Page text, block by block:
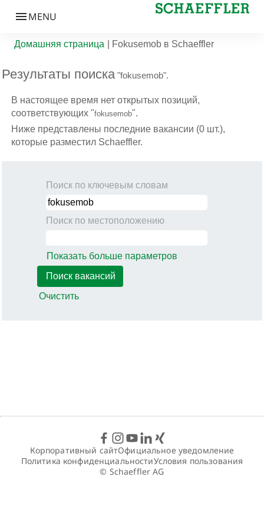
Домашняя страница Fokusemob в Schaeffler(текущая
Результаты поиска "fokusemob".
В настоящее время нет открытых позиций,
соответствующих "fokusemob".
Ниже представлены последние вакансии (0 шт.),
которые разместил Schaeffler.
Поиск по ключевым словам
Поиск по местоположению
Показать больше параметров
Очистить